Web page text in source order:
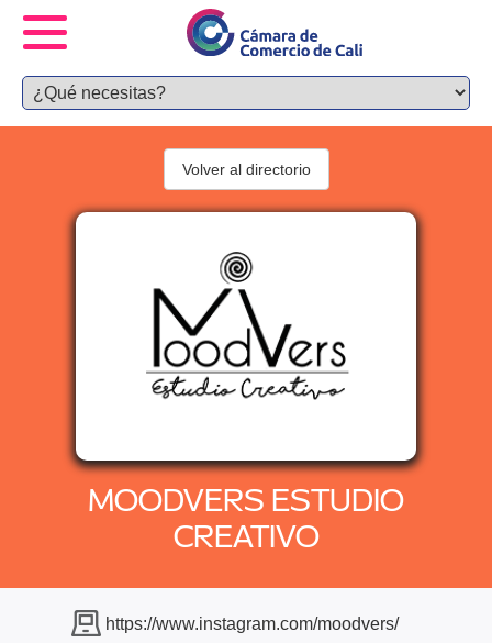
MOODVERS ESTUDIO
CREATIVO
Volver al directorio
https://www.instagram.com/moodvers/